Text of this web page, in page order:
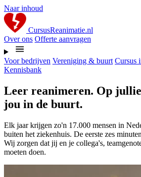
Naar inhoud
CursusReanimatie.nl
Over ons Offerte aanvragen
Voor bedrijven Vereniging & buurt Cursus
Kennisbank
Leer reanimeren. Op
jou in de buurt.
Elk jaar krijgen zo'n 17.000 mensen in
buiten het ziekenhuis. De eerste zes
Wij zorgen dat jij en je collega's,
moeten doen.